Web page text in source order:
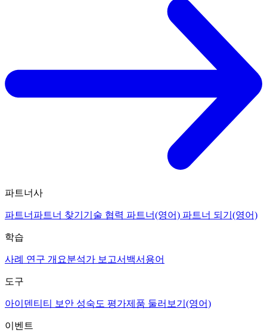
파트너사
파트너 파트너 찾기 기술 협력 파트너(영어) 파트너 되기(영어)
학습
사례 연구 개요분석가 보고서 백서 용어
도구
아이덴티티 보안 성숙도 평가제품 둘러보기(영어)
이벤트